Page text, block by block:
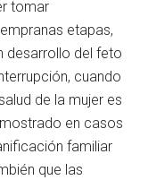
tomar
etapas,
desarrollo del feto
cuando
de la mujer es
en casos
familiar
que las